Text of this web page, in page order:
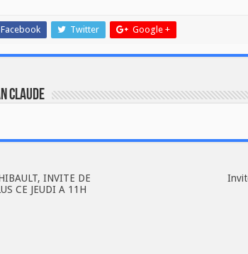
Facebook Twitter Google +
CLAUDE
INVITE DE
CE JEUDI A 11H